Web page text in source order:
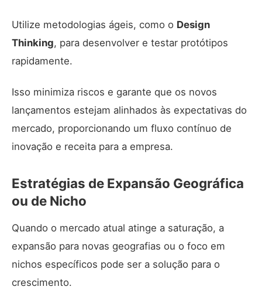
Utilize metodologias ágeis, como o Design
Thinking, para desenvolver e testar protótipos
rapidamente.
Isso minimiza riscos e garante que os novos
lançamentos estejam alinhados às expectativas do
mercado, proporcionando um fluxo contínuo de
inovação e receita para a empresa.
Estratégias de Expansão Geográfica
ou de Nicho
Quando o mercado atual atinge a saturação, a
expansão para novas geografias ou o foco em
nichos específicos pode ser a solução para o
crescimento.